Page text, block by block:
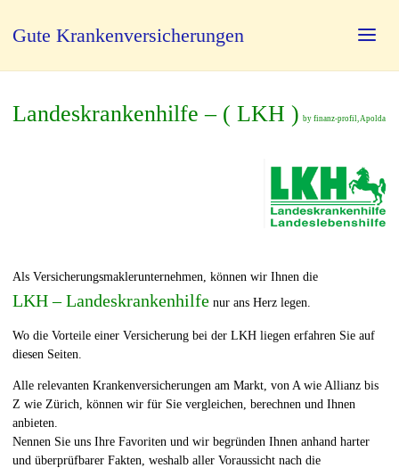
Gute Krankenversicherungen
Landeskrankenhilfe – ( LKH ) by finanz-profil, Apolda
Als Versicherungsmaklerunternehmen, können wir Ihnen die
LKH – Landeskrankenhilfenur ans Herz legen.
Wo die Vorteile einer Versicherung bei der LKH liegen erfahren Sie auf
diesen Seiten.
Alle relevanten Krankenversicherungen am Markt, von A wie Allianz bis
Z wie Zürich, können wir für Sie vergleichen, berechnen und Ihnen
anbieten.
Nennen Sie uns Ihre Favoriten und wir begründen Ihnen anhand harter
und überprüfbarer Fakten, weshalb aller Voraussicht nach die